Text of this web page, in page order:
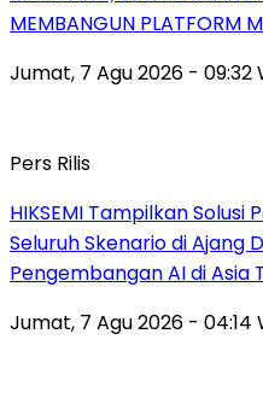
MEMBANGUN PLATFORM
Jumat, 7 Agu 2026 - 09:32
Pers Rilis
HIKSEMI Tampilkan
Seluruh Skenario di Ajang
Pengembangan AI di Asia
Jumat, 7 Agu 2026 - 04:14